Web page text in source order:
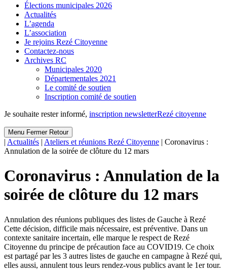
Élections municipales 2026
Actualités
L’agenda
L’association
Je rejoins Rezé Citoyenne
Contactez-nous
Archives RC
Municipales 2020
Départementales 2021
Le comité de soutien
Inscription comité de soutien
Je souhaite rester informé, inscription newsletterRezé citoyenne
Menu Fermer Retour
| Actualités | Ateliers et réunions Rezé Citoyenne | Coronavirus :
Annulation de la soirée de clôture du 12 mars
Coronavirus : Annulation de la
soirée de clôture du 12 mars
Annulation des réunions publiques des listes de Gauche à Rezé
Cette décision, difficile mais nécessaire, est préventive. Dans un
contexte sanitaire incertain, elle marque le respect de Rezé
Citoyenne du principe de précaution face au COVID19. Ce choix
est partagé par les 3 autres listes de gauche en campagne à Rezé qui,
elles aussi, annulent tous leurs rendez-vous publics avant le 1er tour.